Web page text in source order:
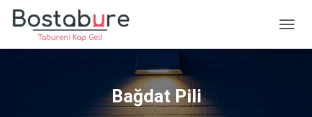
E
Bağdat Pili